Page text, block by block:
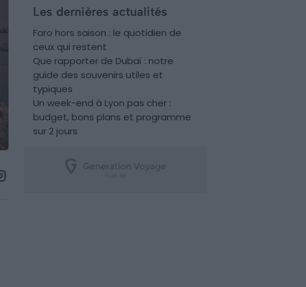
Les dernières actualités
Faro hors saison : le quotidien de
ceux qui restent
Que rapporter de Dubaï : notre
guide des souvenirs utiles et
typiques
Un week-end à Lyon pas cher :
budget, bons plans et programme
sur 2 jours